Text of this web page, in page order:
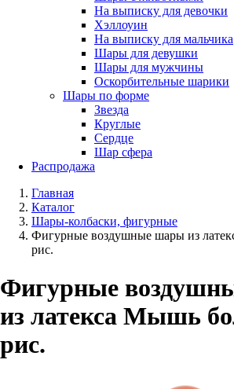
На выписку для девочки
Хэллоуин
На выписку для мальчика
Шары для девушки
Шары для мужчины
Оскорбительные шарики
Шары по форме
Звезда
Круглые
Сердце
Шар сфера
Распродажа
Главная
Каталог
Шары-колбаски, фигурные
Фигурные воздушные шары из
рис.
Фигурные
из латекса Мышь
рис.